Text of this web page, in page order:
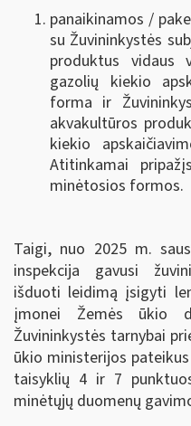
panaikinamos /
su Žuvininkystės
produktus vidaus
gazolių kiekio
forma ir
akvakultūros
kiekio
Atitinkamai
minėtosios formos.
Taigi, nuo 2025 m.
inspekcija gavusi
išduoti leidimą įsigyti
įmonei Žemės ūkio
Žuvininkystės tarnybai
ūkio ministerijos
taisyklių 4 ir 7
minėtųjų duomenų